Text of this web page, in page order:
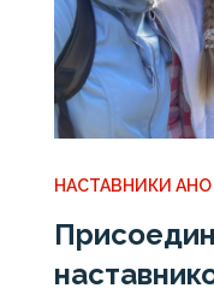
НАСТАВНИКИ